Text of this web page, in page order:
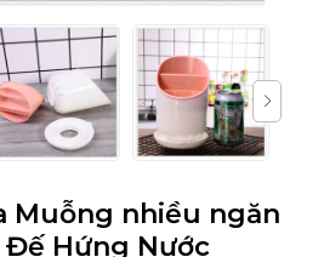
Muỗng nhiều ngăn
Đế Hứng Nước